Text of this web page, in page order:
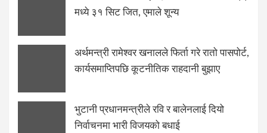
मध्ये ३१ सिट जित, एमाले शून्य
अर्थमन्त्री रामेश्वर खनालले फिर्ता गरे रातो पासपोर्ट,
कार्यसमाप्तिपछि कूटनीतिक राहदानी बुझाए
भुटानी प्रधानमन्त्रीले रवि र बालेनलाई दियो
निर्वाचनमा भारी विजयको बधाई